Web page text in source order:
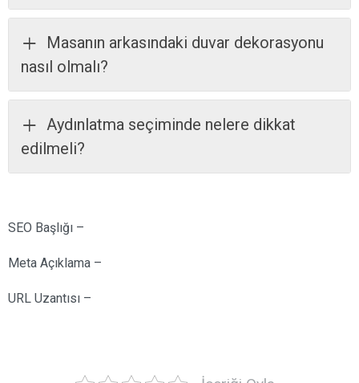
Masanın arkasındaki duvar dekorasyonu
nasıl olmalı?
Aydınlatma seçiminde nelere dikkat
edilmeli?
SEO Başlığı –
Meta Açıklama –
URL Uzantısı –